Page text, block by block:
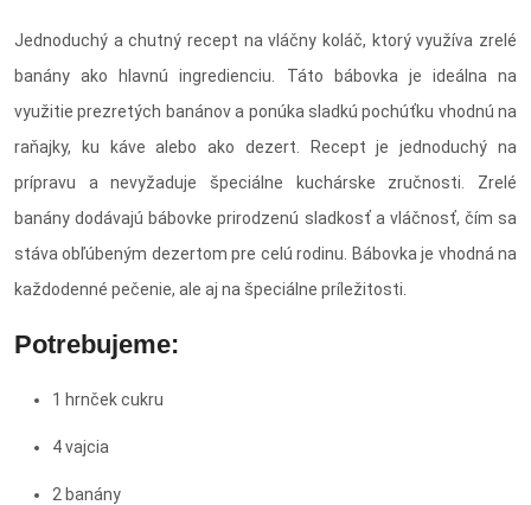
Jednoduchý a chutný recept na vláčny koláč, ktorý využíva zrelé
banány ako hlavnú ingredienciu. Táto bábovka je ideálna na
využitie prezretých banánov a ponúka sladkú pochúťku vhodnú na
raňajky, ku káve alebo ako dezert.​ Recept je jednoduchý na
prípravu a nevyžaduje špeciálne kuchárske zručnosti. Zrelé
banány dodávajú bábovke prirodzenú sladkosť a vláčnosť, čím sa
stáva obľúbeným dezertom pre celú rodinu. Bábovka je vhodná na
každodenné pečenie, ale aj na špeciálne príležitosti.
Potrebujeme:
1 hrnček cukru
4 vajcia
2 banány